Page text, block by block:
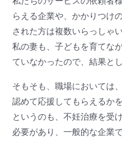
らえる企業や、かかりつけ
された方は複数いらっしゃい
私の妻も、子どもを育てな
ていなかったので、結果と
そもそも、職場においては
認めて応援してもらえるか
というのも、不妊治療を受
必要があり、一般的な企業